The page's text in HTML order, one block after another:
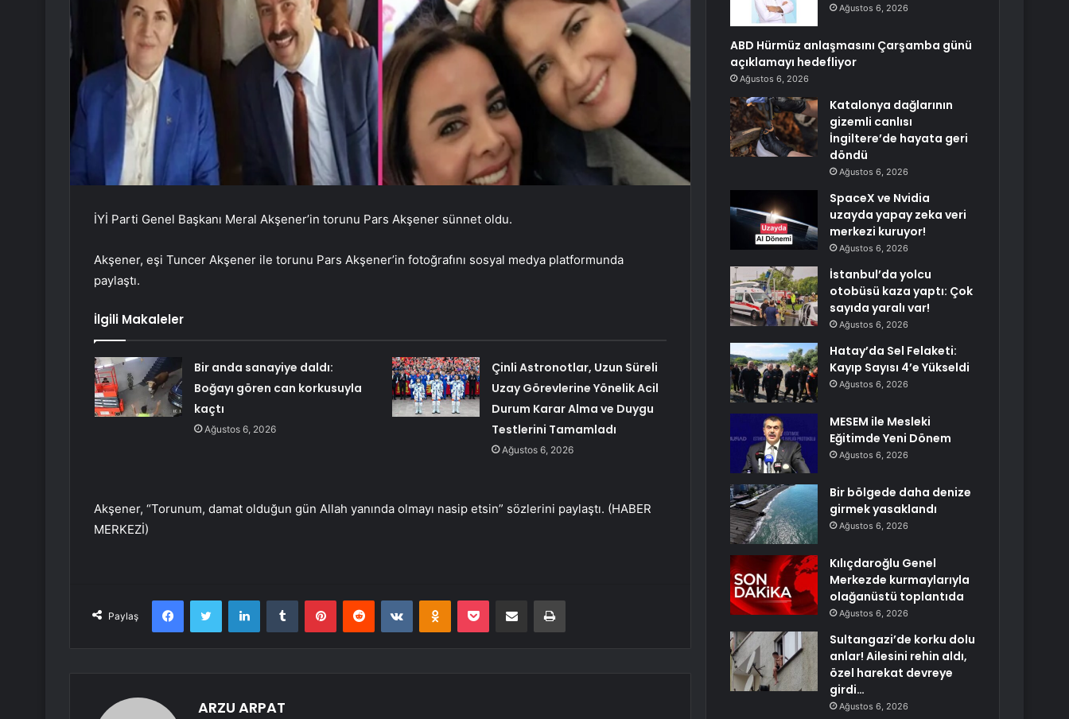
İYİ Parti Genel Başkanı Meral Akşener’in torunu Pars Akşener sünnet oldu.
Akşener, eşi Tuncer Akşener ile torunu Pars Akşener’in fotoğrafını sosyal medya platformunda
paylaştı.
İlgili Makaleler
Bir anda sanayiye daldı:
Boğayı gören can korkusuyla
kaçtı
Ağustos 6, 2026
Çinli Astronotlar, Uzun Süreli
Uzay Görevlerine Yönelik Acil
Durum Karar Alma ve Duygu
Testlerini Tamamladı
Ağustos 6, 2026
Akşener, “Torunum, damat olduğun gün Allah yanında olmayı nasip etsin” sözlerini paylaştı. (HABER
MERKEZİ)
Paylaş
FacebookTwitter LinkedInTumblr PinterestReddit VKontakteOdnoklassniki
Pocket E-Posta ile paylaş Yazdır
ARZU ARPAT
Ağustos 6, 2026
ABD Hürmüz anlaşmasını Çarşamba günü
açıklamayı hedefliyor
Ağustos 6, 2026
Katalonya dağlarının
gizemli canlısı
İngiltere’de hayata geri
döndü
Ağustos 6, 2026
SpaceX ve Nvidia
uzayda yapay zeka veri
merkezi kuruyor!
Ağustos 6, 2026
İstanbul’da yolcu
otobüsü kaza yaptı: Çok
sayıda yaralı var!
Ağustos 6, 2026
Hatay’da Sel Felaketi:
Kayıp Sayısı 4’e Yükseldi
Ağustos 6, 2026
MESEM ile Mesleki
Eğitimde Yeni Dönem
Ağustos 6, 2026
Bir bölgede daha denize
girmek yasaklandı
Ağustos 6, 2026
Kılıçdaroğlu Genel
Merkezde kurmaylarıyla
olağanüstü toplantıda
Ağustos 6, 2026
Sultangazi’de korku dolu
anlar! Ailesini rehin aldı,
özel harekat devreye
girdi…
Ağustos 6, 2026